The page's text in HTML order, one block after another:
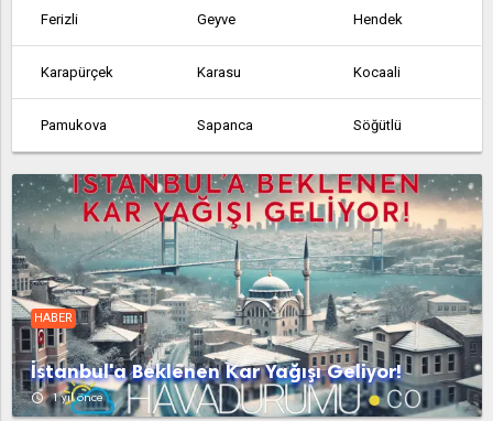
Ferizli Geyve Hendek
Karapürçek Karasu Kocaali
Pamukova Sapanca Söğütlü
Taraklı Yukarı Söğütlü
HABER
İstanbul'a Beklenen Kar Yağışı Geliyor!
access_time 1 yıl önce